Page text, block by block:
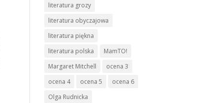
literatura grozy
literatura obyczajowa
literatura piękna
literatura polska
MamTO!
Margaret Mitchell
ocena 3
ocena 4
ocena 5
ocena 6
Olga Rudnicka